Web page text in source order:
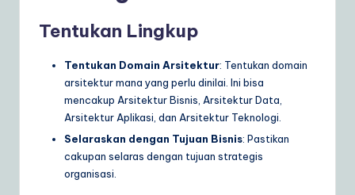
Tentukan Lingkup
Tentukan Domain Arsitektur: Tentukan domain
arsitektur mana yang perlu dinilai. Ini bisa
mencakup Arsitektur Bisnis, Arsitektur Data,
Arsitektur Aplikasi, dan Arsitektur Teknologi.
Selaraskan dengan Tujuan Bisnis: Pastikan
cakupan selaras dengan tujuan strategis
organisasi.